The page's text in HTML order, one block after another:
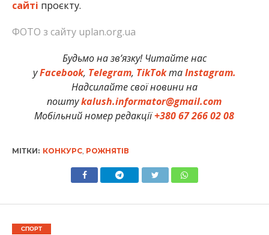
сайті проєкту.
ФОТО з сайту uplan.org.ua
Будьмо на зв’язку! Читайте нас
уFacebook, Telegram, TikTokтаInstagram.
Надсилайте свої новини на
поштуkalush.informator@gmail.com
Мобільний номер редакції+380 67 266 02 08
МІТКИ: КОНКУРС, РОЖНЯТІВ
СПОРТ